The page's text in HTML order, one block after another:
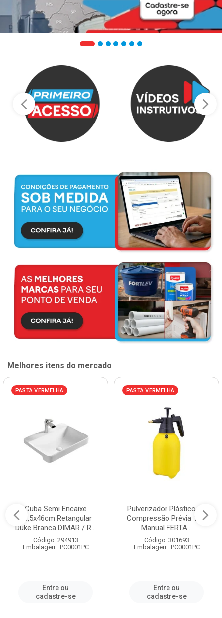
Melhores itens do mercado
PASTA VERMELHA
Cuba Semi Encaixe
58,5x46cm Retangular
Duke Branca DIMAR / R...
Código: 294913
Embalagem: PC0001PC
Entre ou
cadastre-se
PASTA VERMELHA
Pulverizador Plástico de
Compressão Prévia 1,5L
Manual FERTA...
Código: 301693
Embalagem: PC0001PC
Entre ou
cadastre-se